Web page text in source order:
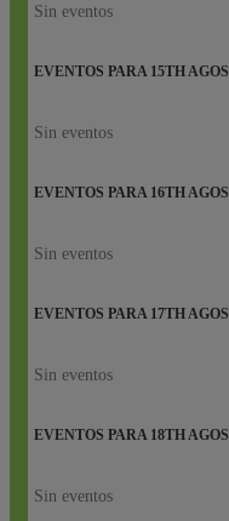
Sin eventos
EVENTOS PARA 15TH
Sin eventos
EVENTOS PARA 16TH
Sin eventos
EVENTOS PARA 17TH
Sin eventos
EVENTOS PARA 18TH
Sin eventos